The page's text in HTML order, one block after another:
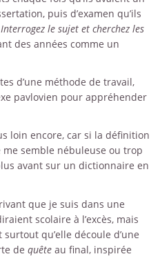
puis d’examen qu’ils
Interrogez le sujet et cherchez les
des années comme un
d’une méthode de travail,
pavlovien pour appréhender
loin encore, car si la définition
semble nébuleuse ou trop
avant sur un dictionnaire en
que je suis dans une
scolaire à l’excès, mais
qu’elle découle d’une
de quête au final, inspirée